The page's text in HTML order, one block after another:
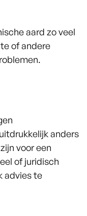
aard zo veel
of andere
anders
voor een
of juridisch
advies te